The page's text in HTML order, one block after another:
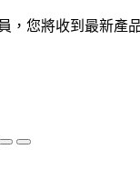
，您將收到最新產